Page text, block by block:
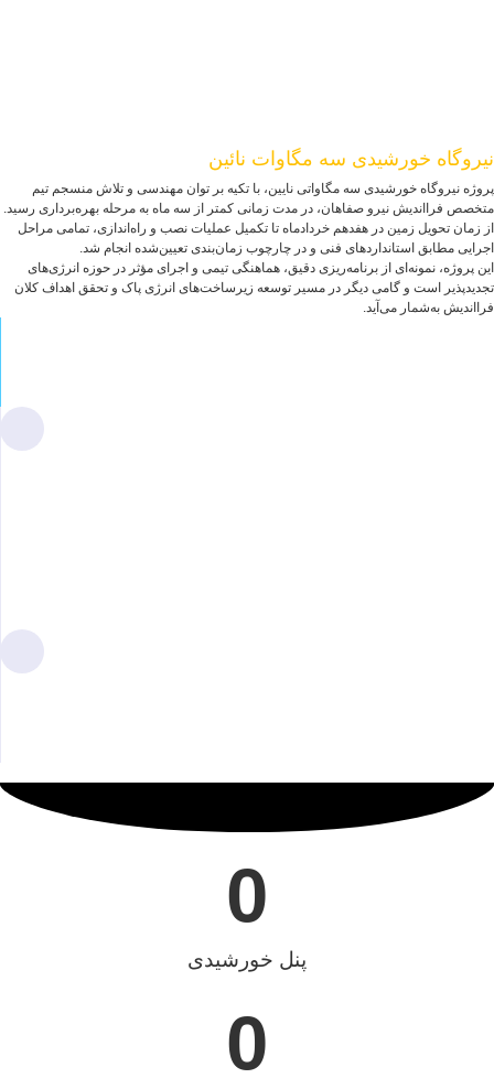
نیروگاه خورشیدی سه مگاوات نائین
پروژه نیروگاه خورشیدی سه مگاواتی نایین، با تکیه بر توان مهندسی و تلاش منسجم تیم
متخصص فرااندیش نیرو صفاهان، در مدت زمانی کمتر از سه ماه به مرحله بهره‌برداری رسید.
از زمان تحویل زمین در هفدهم خردادماه تا تکمیل عملیات نصب و راه‌اندازی، تمامی مراحل
اجرایی مطابق استانداردهای فنی و در چارچوب زمان‌بندی تعیین‌شده انجام شد.
این پروژه، نمونه‌ای از برنامه‌ریزی دقیق، هماهنگی تیمی و اجرای مؤثر در حوزه انرژی‌های
تجدیدپذیر است و گامی دیگر در مسیر توسعه زیرساخت‌های انرژی پاک و تحقق اهداف کلان
فرااندیش به‌شمار می‌آید.
پنل خورشیدی
0
0